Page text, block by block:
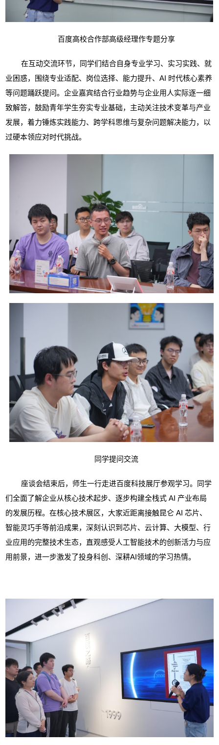
百度高校合作部高级经理作专题分享
在互动交流环节，同学们结合自身专业学习、实习实践、就
业困惑，围绕专业适配、岗位选择、能力提升、AI 时代核心素养
等问题踊跃提问。企业嘉宾结合行业趋势与企业用人实际逐一细
致解答，鼓励青年学生夯实专业基础，主动关注技术变革与产业
发展，着力锤炼实践能力、跨学科思维与复杂问题解决能力，以
过硬本领应对时代挑战。
同学提问交流
座谈会结束后，师生一行走进百度科技展厅参观学习。同学
们全面了解企业从核心技术起步、逐步构建全栈式 AI 产业布局
的发展历程。在核心技术展区，大家近距离接触昆仑 AI 芯片、
智能灵巧手等前沿成果，深刻认识到芯片、云计算、大模型、行
业应用的完整技术生态，直观感受人工智能技术的创新活力与应
用前景，进一步激发了投身科创、深耕AI领域的学习热情。